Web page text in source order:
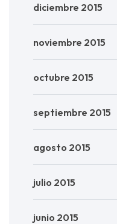
diciembre 2015
noviembre 2015
octubre 2015
septiembre 2015
agosto 2015
julio 2015
junio 2015